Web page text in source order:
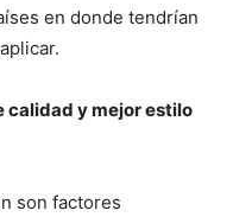
en donde tendrían
calidad y mejor estilo
son factores